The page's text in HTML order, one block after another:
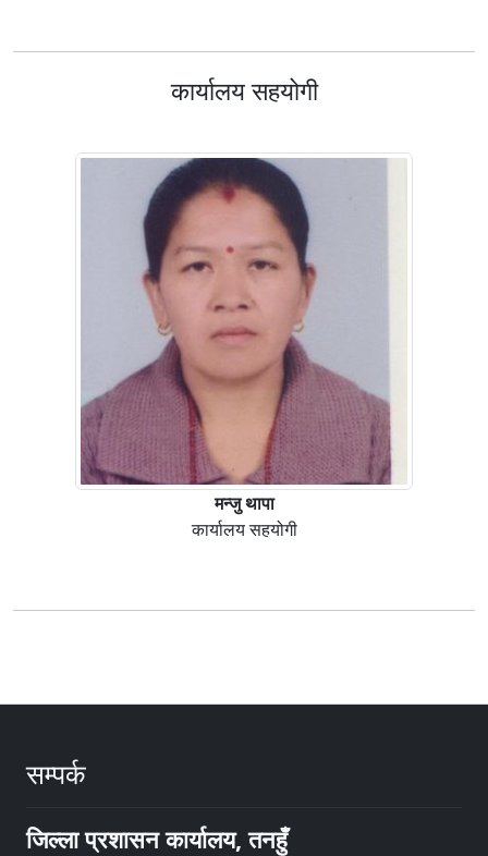
कार्यालय सहयोगी
मन्जु थापा
कार्यालय सहयोगी
सम्पर्क
जिल्ला प्रशासन कार्यालय, तनहुँ